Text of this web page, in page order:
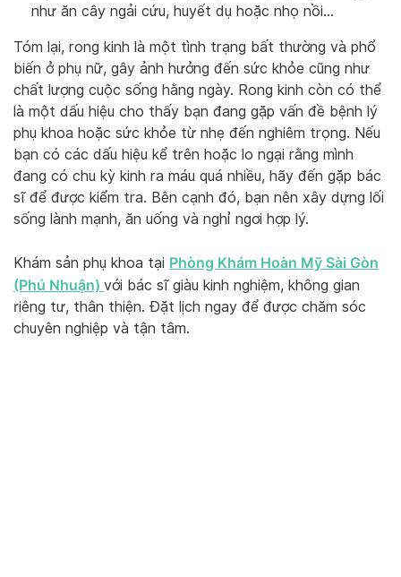
như ăn cây ngải cứu, huyết dụ hoặc nhọ nồi…
Tóm lại, rong kinh là một tình trạng bất thường và phổ
biến ở phụ nữ, gây ảnh hưởng đến sức khỏe cũng như
chất lượng cuộc sống hằng ngày. Rong kinh còn có thể
là một dấu hiệu cho thấy bạn đang gặp vấn đề bệnh lý
phụ khoa hoặc sức khỏe từ nhẹ đến nghiêm trọng. Nếu
bạn có các dấu hiệu kể trên hoặc lo ngại rằng mình
đang có chu kỳ kinh ra máu quá nhiều, hãy đến gặp bác
sĩ để được kiểm tra. Bên cạnh đó, bạn nên xây dựng lối
sống lành mạnh, ăn uống và nghỉ ngơi hợp lý.
Khám sản phụ khoa tại Phòng Khám Hoàn Mỹ Sài Gòn
(Phú Nhuận) với bác sĩ giàu kinh nghiệm, không gian
riêng tư, thân thiện. Đặt lịch ngay để được chăm sóc
chuyên nghiệp và tận tâm.